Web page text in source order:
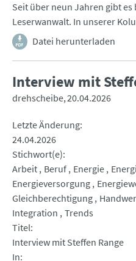
Seit über neun Jahren gibt
Leserwanwalt. In unserer
Datei herunterladen
Interview mit
drehscheibe 20.04.2026
Letzte Änderung
24.04.2026
Stichwort(e)
Arbeit Beruf Energie
Energieversorgung
Gleichberechtigung
Integration Trends
Titel
Interview mit Steffen Range
In